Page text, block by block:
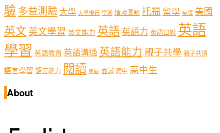
驗 多益測驗 大學 大學排行 學測 情境圖解 托福 留學 疫情 美國
英文 英文學習 英文能力 英語 英語力 英語口說 英語
學習 英語教育 英語溝通 英語能力 親子共學 親子共讀
語言學習 語言能力 閱讀 雙語 面試 高中 高中生
About